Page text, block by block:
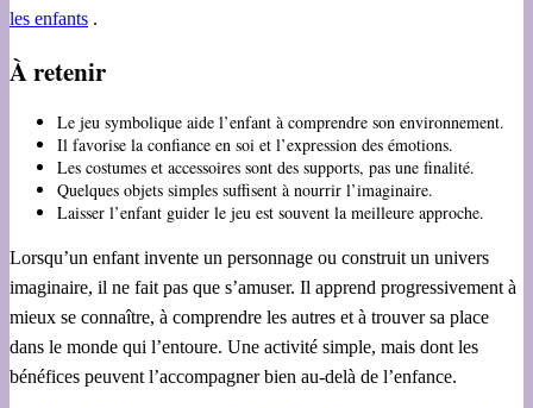
les enfants .
À retenir
Le jeu symbolique aide l’enfant à comprendre son environnement.
Il favorise la confiance en soi et l’expression des émotions.
Les costumes et accessoires sont des supports, pas une finalité.
Quelques objets simples suffisent à nourrir l’imaginaire.
Laisser l’enfant guider le jeu est souvent la meilleure approche.
Lorsqu’un enfant invente un personnage ou construit un univers
imaginaire, il ne fait pas que s’amuser. Il apprend progressivement à
mieux se connaître, à comprendre les autres et à trouver sa place
dans le monde qui l’entoure. Une activité simple, mais dont les
bénéfices peuvent l’accompagner bien au-delà de l’enfance.